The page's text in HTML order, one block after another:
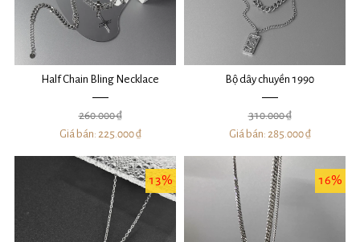
Half Chain Bling Necklace
260.000 ₫
Giá bán: 225.000 ₫
Bộ dây chuyền 1990
310.000 ₫
Giá bán: 285.000 ₫
13% 16%